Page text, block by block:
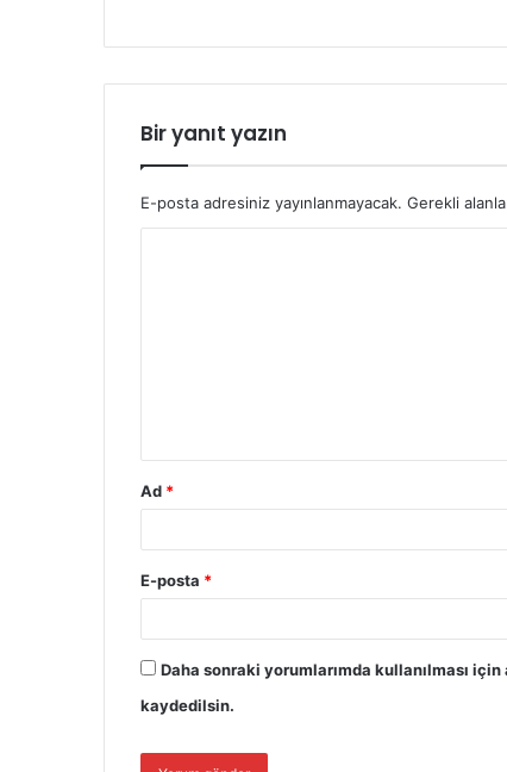
Bir yanıt yazın
E-posta adresiniz yayınlanmayacak. Gerekli
Ad *
E-posta *
Daha sonraki yorumlarımda kullanılması
kaydedilsin.